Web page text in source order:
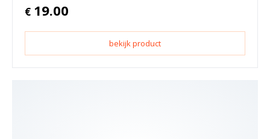
€ 19.00
bekijk product